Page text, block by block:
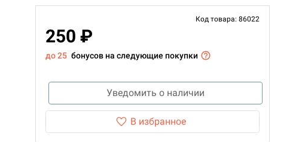
Код товара: 86022
250 ₽
до 25 бонусов на следующие покупки
Уведомить о наличии
В избранное